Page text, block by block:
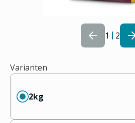
1 2
Varianten
2kg